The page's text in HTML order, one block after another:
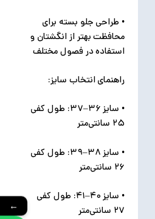
• طراحی جلو بسته برای
محافظت بهتر از انگشتان و
استفاده در فصول مختلف
راهنمای انتخاب سایز:
• سایز ۳۶–۳۷: طول کفی
۲۵ سانتی‌متر
• سایز ۳۸–۳۹: طول کفی
۲۶ سانتی‌متر
• سایز ۴۰–۴۱: طول کفی
۲۷ سانتی‌متر
←